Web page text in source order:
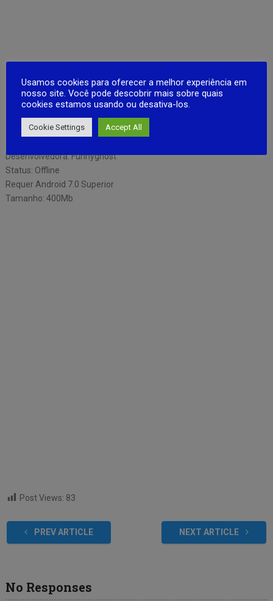
DOWNLOAD PLAYSTORE COMPLETO
Desenvolvedora: Funnyghost
Status: Offline
Requer Android 7.0 Superior
Tamanho: 400Mb
Post Views: 83
PREV ARTICLE NEXT ARTICLE
No Responses
Usamos cookies para oferecer a melhor experiência em
nosso site. Você pode descobrir mais sobre quais
cookies estamos usando ou desativa-los.
Cookie Settings Accept All